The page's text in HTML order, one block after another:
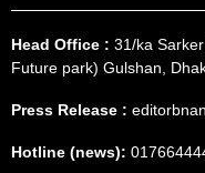
Head Office : 31/ka
Future park) Gulshan,
Press Release :
Hotline (news):